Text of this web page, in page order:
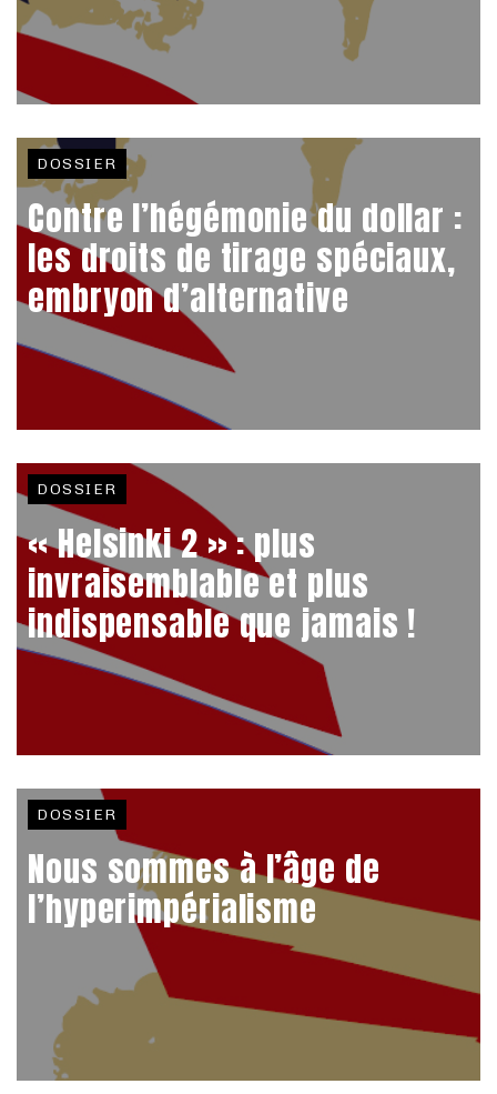
DOSSIER
Contre l’hégémonie du dollar :
les droits de tirage spéciaux,
embryon d’alternative
DOSSIER
« Helsinki 2 » : plus
invraisemblable et plus
indispensable que jamais !
DOSSIER
Nous sommes à l’âge de
l’hyperimpérialisme